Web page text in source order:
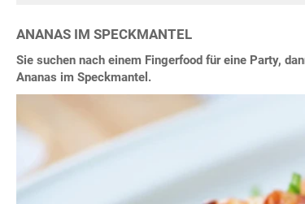
ANANAS IM SPECKMANTEL
Sie suchen nach einem Fingerfood für eine Party,
Ananas im Speckmantel.